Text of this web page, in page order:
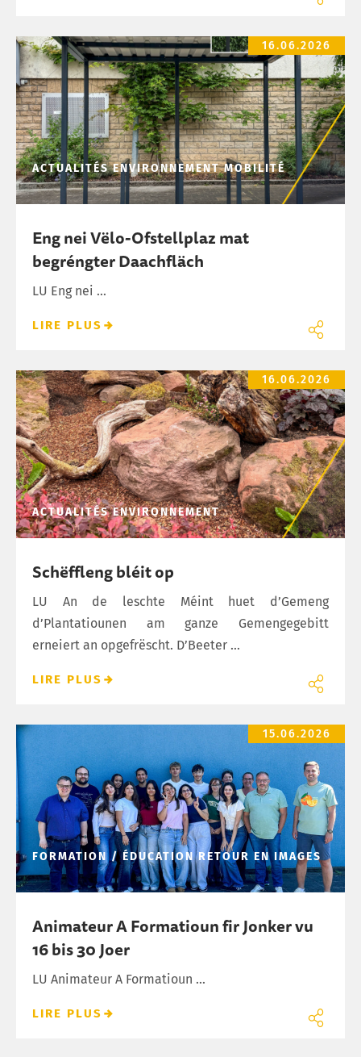
Eng nei Vëlo-Ofstellplaz mat begréngter Daachfläch
16.06.2026
ACTUALITÉS ENVIRONNEMENT MOBILITÉ
Eng nei Vëlo-Ofstellplaz mat
begréngter Daachfläch
LU Eng nei ...
LIRE PLUS
Schëffleng bléit op 16.06.2026
ACTUALITÉS ENVIRONNEMENT
Schëffleng bléit op
LU An de leschte Méint huet d’Gemeng
d’Plantatiounen am ganze Gemengegebitt
erneiert an opgefrëscht. D’Beeter ...
LIRE PLUS
Animateur A Formatioun fir Jonker vu 16 bis 30 Joer
15.06.2026
FORMATION / ÉDUCATION RETOUR EN IMAGES
Animateur A Formatioun fir Jonker vu
16 bis 30 Joer
LU Animateur A Formatioun ...
LIRE PLUS